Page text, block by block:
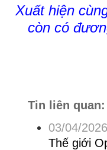
Xuất hiện
còn có
Tin liên quan:
03/04/
Thế giới